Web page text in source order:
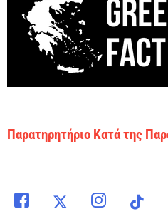
Παρατηρητήριο Κατά της